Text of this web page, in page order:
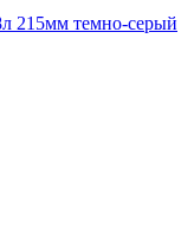
215мм темно-серый